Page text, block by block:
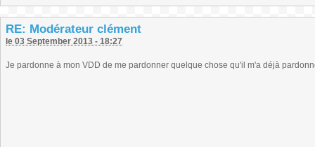
RE: Modérateur clément
le 03 September 2013 - 18:27
Je pardonne à mon VDD de me pardonner quelque chose qu'il m'a déjà